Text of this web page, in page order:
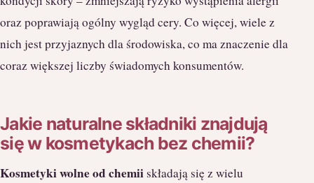
oraz poprawiają ogólny wygląd cery. Co więcej, wiele z
nich jest przyjaznych dla środowiska, co ma znaczenie dla
coraz większej liczby świadomych konsumentów.
Jakie naturalne składniki znajdują
się w kosmetykach bez chemii?
Kosmetyki wolne od chemii składają się z wielu